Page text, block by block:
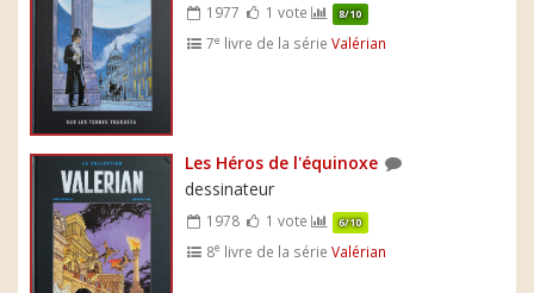
1977 1 vote 8/10
7e livre de la sérieValérian
Les Héros de l'équinoxe
dessinateur
1978 1 vote 6/10
8e livre de la sérieValérian